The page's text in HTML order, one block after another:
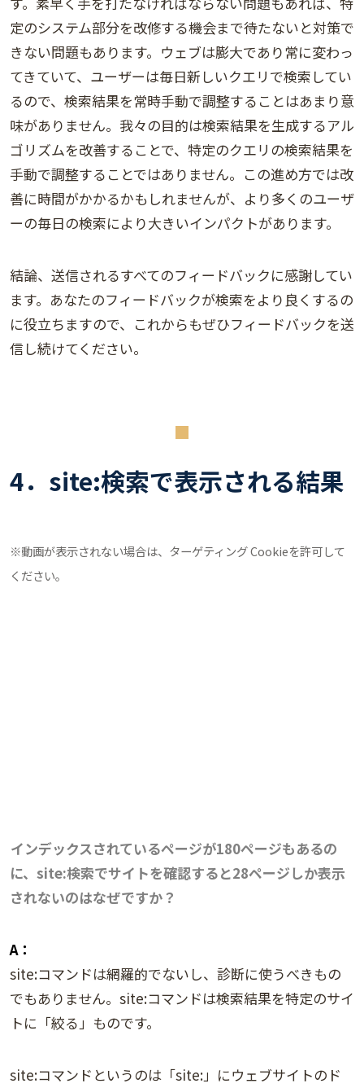
定のシステム部分を改修する機会まで待たないと対策で
きない問題もあります。ウェブは膨大であり常に変わっ
てきていて、ユーザーは毎日新しいクエリで検索してい
るので、検索結果を常時手動で調整することはあまり意
味がありません。我々の目的は検索結果を生成するアル
ゴリズムを改善することで、特定のクエリの検索結果を
手動で調整することではありません。この進め方では改
善に時間がかかるかもしれませんが、より多くのユーザ
ーの毎日の検索により大きいインパクトがあります。
結論、送信されるすべてのフィードバックに感謝してい
ます。あなたのフィードバックが検索をより良くするの
に役立ちますので、これからもぜひフィードバックを送
信し続けてください。
4．site:検索で表示される結果
※動画が表示されない場合は、ターゲティング Cookieを許可して
ください。
インデックスされているページが180ページもあるの
に、site:検索でサイトを確認すると28ページしか表示
されないのはなぜですか？
A：
site:コマンドは網羅的でないし、診断に使うべきもの
でもありません。site:コマンドは検索結果を特定のサイ
トに「絞る」ものです。
site:コマンドというのは「site:」にウェブサイトのド